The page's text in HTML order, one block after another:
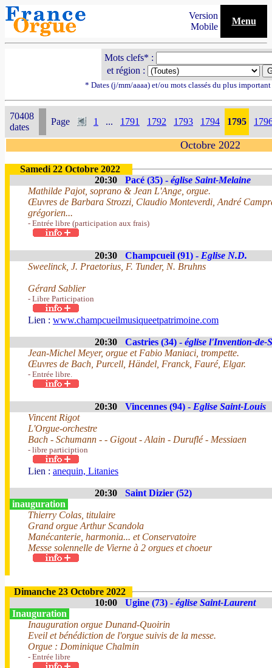
Version
Mobile
Menu
Mots clefs* :
et région :
* Dates (j/mm/aaaa) et/ou mots classés du plus
70408
dates
Page 1 ... 1791 1792 1793 1794 1795
Octobre 2022
Samedi 22 Octobre 2022
20:30
Pacé (35) - église Saint-Melaine
Mathilde Pajot, soprano & Jean L'Ange, orgue.
Œuvres de Barbara Strozzi, Claudio Monteverdi, André
grégorien...
- Entrée libre (participation aux frais)
20:30 Champcueil (91) - Eglise N.D.
Sweelinck, J. Praetorius, F. Tunder, N. Bruhns
Gérard Sablier
- Libre Participation
Lien : www.champcueilmusiqueetpatrimoine.com
20:30 Castries (34) - église l'Invention-de-
Jean-Michel Meyer, orgue et Fabio Maniaci, trompette.
Œuvres de Bach, Purcell, Händel, Franck, Fauré, Elgar.
- Entrée libre.
20:30 Vincennes (94) - Eglise Saint-Louis
Vincent Rigot
L'Orgue-orchestre
Bach - Schumann - - Gigout - Alain - Duruflé - Messiaen
- libre particiption
Lien : anequin, Litanies
20:30
Saint Dizier (52)
inauguration
Thierry Colas, titulaire
Grand orgue Arthur Scandola
Manécanterie, harmonia... et Conservatoire
Messe solennelle de Vierne à 2 orgues et choeur
Dimanche 23 Octobre 2022
10:00
Ugine (73) - église Saint-Laurent
Inauguration
Inauguration orgue Dunand-Quoirin
Eveil et bénédiction de l'orgue suivis de la messe.
Orgue : Dominique Chalmin
- Entrée libre